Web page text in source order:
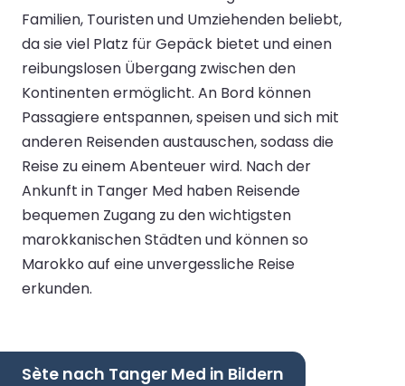
Familien, Touristen und Umziehenden beliebt,
da sie viel Platz für Gepäck bietet und einen
reibungslosen Übergang zwischen den
Kontinenten ermöglicht. An Bord können
Passagiere entspannen, speisen und sich mit
anderen Reisenden austauschen, sodass die
Reise zu einem Abenteuer wird. Nach der
Ankunft in Tanger Med haben Reisende
bequemen Zugang zu den wichtigsten
marokkanischen Städten und können so
Marokko auf eine unvergessliche Reise
erkunden.
Sète nach Tanger Med in Bildern